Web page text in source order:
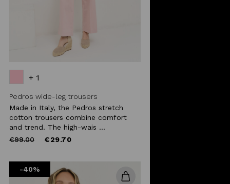
+ 1
Pedros wide-leg trousers
Made in Italy, the Pedros stretch
cotton trousers combine comfort
and trend. The high-wais ...
Price
€99.00to €29.70
-40%